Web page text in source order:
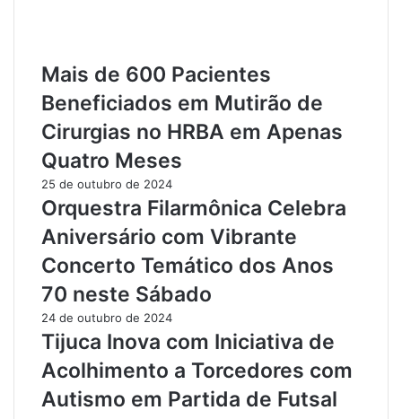
g
i
ç
a
-
R
e
a
e
s
g
a
t
a
a
o
A
m
a
z
a
s
é
e
a
q
u
n
Mais de 600 Pacientes
Beneficiados em Mutirão de
Cirurgias no HRBA em Apenas
Quatro Meses
25 de outubro de 2024
Orquestra Filarmônica Celebra
Aniversário com Vibrante
Concerto Temático dos Anos
70 neste Sábado
24 de outubro de 2024
Tijuca Inova com Iniciativa de
Acolhimento a Torcedores com
Autismo em Partida de Futsal